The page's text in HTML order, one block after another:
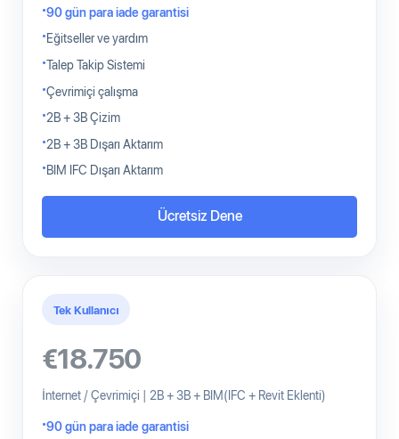
90 gün para iade garantisi
Eğitseller ve yardım
Talep Takip Sistemi
Çevrimiçi çalışma
2B + 3B Çizim
2B + 3B Dışarı Aktarım
BIM IFC Dışarı Aktarım
Ücretsiz Dene
Tek Kullanıcı
€18.750
İnternet / Çevrimiçi | 2B + 3B + BIM(IFC + Revit Eklenti)
90 gün para iade garantisi